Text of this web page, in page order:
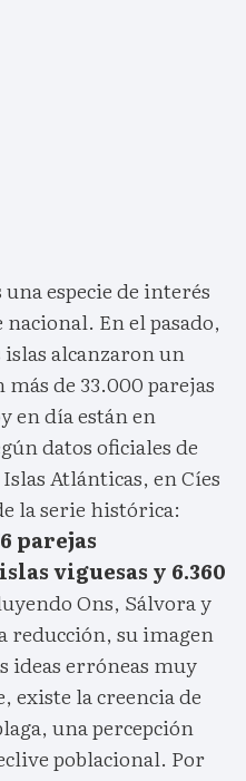
especie de interés
En el pasado,
islas alcanzaron un
de 33.000 parejas
en día están en
datos oficiales de
Atlánticas, en Cíes
la serie histórica:
parejas
viguesas y 6.360
Ons, Sálvora y
reducción, su imagen
ideas erróneas muy
existe la creencia de
una percepción
poblacional. Por